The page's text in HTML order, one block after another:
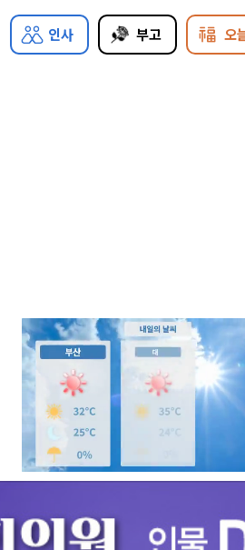
인사 부고 오